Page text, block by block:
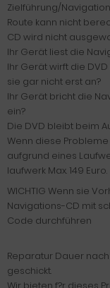
Zielführung/
Route kann nicht
CD wird nicht
Ihr Gerät liest die
Ihr Gerät wirft die
sie gar nicht erst an?
Ihr Gerät bricht die
ein?
Die DVD bleibt beim
Wenn diese
aufgrund eines
laufwerk Max. 149 Euro.
WICHTIG Wenn sie
Navigations-CD mit
Code durchführen
Reparatur Dauer
geschickt.